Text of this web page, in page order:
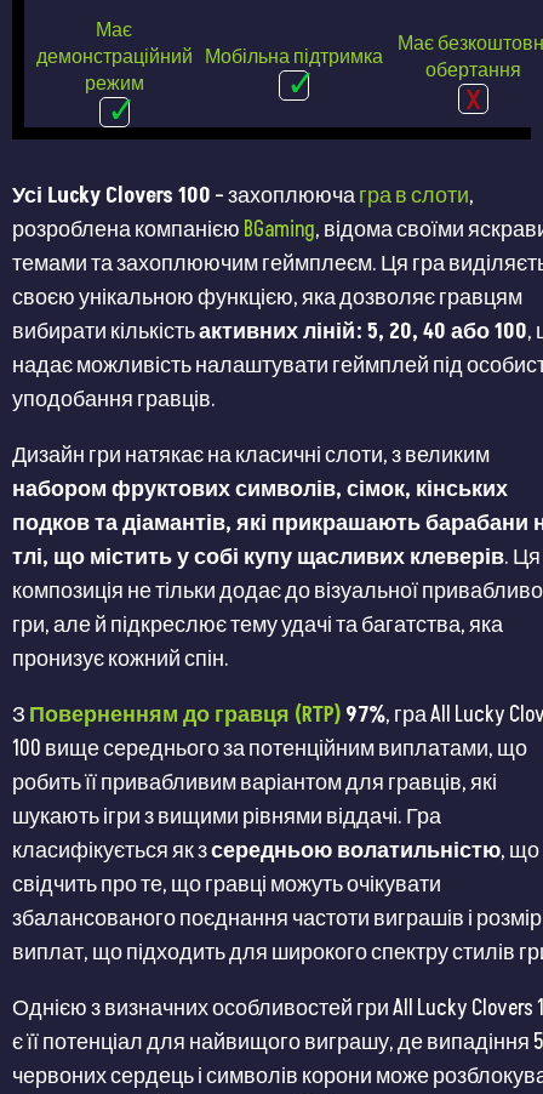
Має
демонстраційний
режим
Мобільна підтримка Має
обертання
Усі Lucky Clovers 100 – захоплюючагра в слоти,
розроблена компанією BGaming, відома своїми
темами та захоплюючим геймплеєм. Ця гра
своєю унікальною функцією, яка дозволяє гравцям
вибирати кількістьактивних ліній: 5, 20, 40 або 100,
надає можливість налаштувати геймплей під
уподобання гравців​​​​.
Дизайн гри натякає на класичні слоти, з великим
набором фруктових символів, сімок, кінських
подков та діамантів, які прикрашають барабани
тлі, що містить у собі купу щасливих клеверів. Ця
композиція не тільки додає до візуальної
гри, але й підкреслює тему удачі та багатства, яка
пронизує кожний спін​​.
З Поверненням до гравця (RTP) 97%, гра All Lucky
100 вище середнього за потенційним виплатами, що
робить її привабливим варіантом для гравців, які
шукають ігри з вищими рівнями віддачі​​. Гра
класифікується як зсередньою волатильністю, що
свідчить про те, що гравці можуть очікувати
збалансованого поєднання частоти виграшів і
виплат, що підходить для широкого спектру стилів
Однією з визначних особливостей гри All Lucky Clovers
є її потенціал для найвищого виграшу, де випадіння 5
червоних сердець і символів корони може